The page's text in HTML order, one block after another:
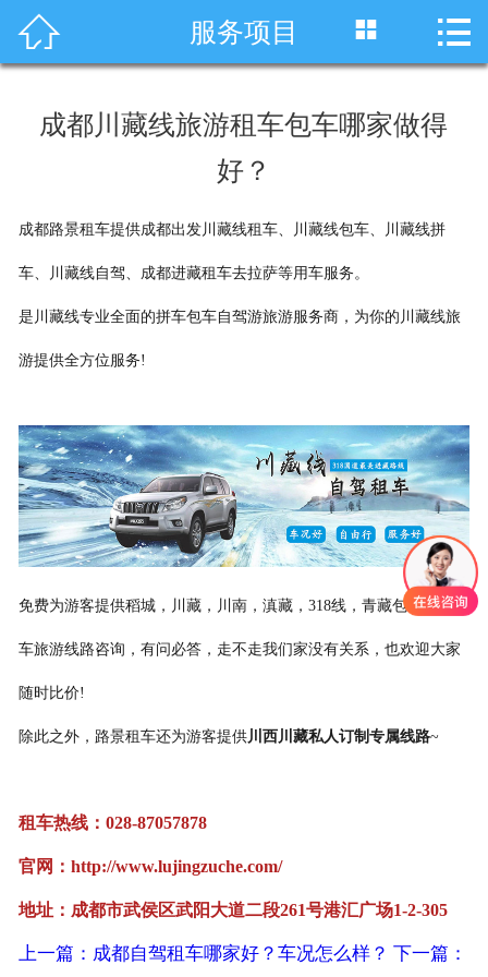
 首页
川藏线租车
租车资讯
成功案例
关于我们
联系我们
 服务项目  
成都川藏线旅游租车包车哪家做得
好？
成都路景租车提供成都出发川藏线租车、川藏线包车、川藏线拼
车、川藏线自驾、成都进藏租车去拉萨等用车服务。
是川藏线专业全面的拼车包车自驾游旅游服务商，为你的川藏线旅
游提供全方位服务!
免费为游客提供稻城，川藏，川南，滇藏，318线，青藏包车租车用
车旅游线路咨询，有问必答，走不走我们家没有关系，也欢迎大家
随时比价!
除此之外，路景租车还为游客提供川西川藏私人订制专属线路~
租车热线：028-87057878
官网：http://www.lujingzuche.com/
地址：成都市武侯区武阳大道二段261号港汇广场1-2-305
上一篇：成都自驾租车哪家好？车况怎么样？ 下一篇：